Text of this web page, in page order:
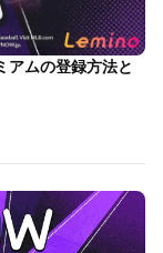
ムの登録方法と